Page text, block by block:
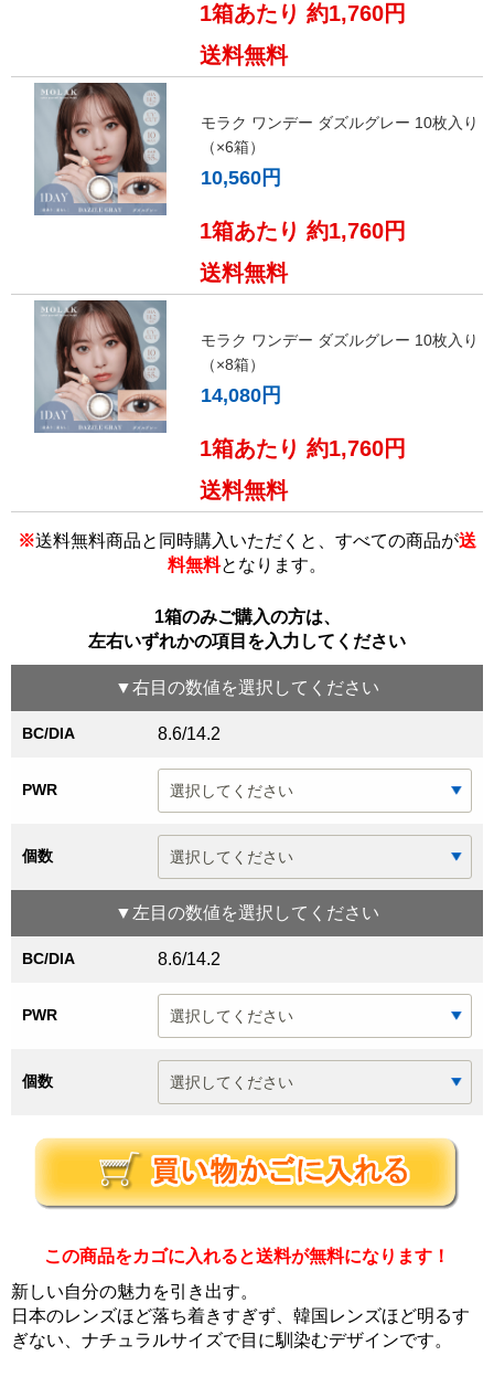
1箱あたり 約1,760円
送料無料
モラク ワンデー ダズルグレー 10枚入り
（×6箱）
10,560円
1箱あたり 約1,760円
送料無料
モラク ワンデー ダズルグレー 10枚入り
（×8箱）
14,080円
1箱あたり 約1,760円
送料無料
※送料無料商品と同時購入いただくと、すべての商品が送
料無料となります。
1箱のみご購入の方は、
左右いずれかの項目を入力してください
▼右目 の数値を選択してください
BC/DIA 8.6/14.2
PWR
個数
▼ 左目 の数値を選択してください
BC/DIA 8.6/14.2
PWR
個数
この商品をカゴに入れると送料が無料になります！
新しい自分の魅力を引き出す。
日本のレンズほど落ち着きすぎず、韓国レンズほど明るす
ぎない、ナチュラルサイズで目に馴染むデザインです。